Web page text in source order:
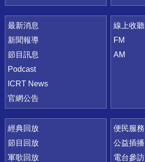
最新消息
新聞報導
節目訊息
Podcast
ICRT News
官網公告
線上收聽
FM
AM
經典回放
節目回放
軍歌回放
便民服務
公益插播
電台參訪